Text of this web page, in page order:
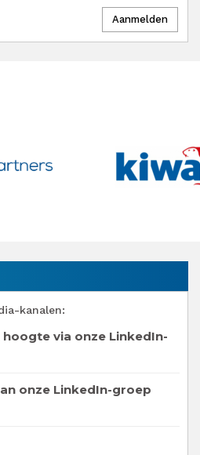
kanalen:
via onze LinkedIn-
onze LinkedIn-groep